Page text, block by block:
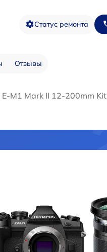
Статус ремонта
Отзывы
Mark II 12-200mm Kit